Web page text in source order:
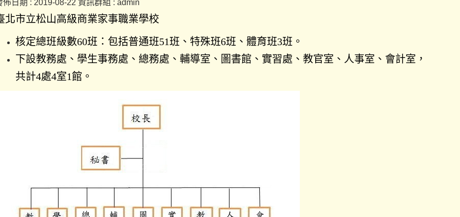
佈日期 : 2019-08-22 資訊群組 : admin
北市立松山高級商業家事職業學校
核定總班級數60班：包括普通班51班 、 特殊班6班 、 體育班3班。
下設教務處 、學生事務處、總務處、輔導室、圖書館、實習處、教官室、人事室、會計室，
共計4處4室1館。